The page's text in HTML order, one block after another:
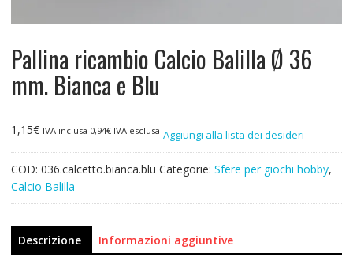
Pallina ricambio Calcio Balilla Ø 36
mm. Bianca e Blu
1,15€ IVA inclusa 0,94€IVA esclusa Aggiungi alla lista dei desideri
COD: 036.calcetto.bianca.blu Categorie: Sfere per giochi hobby,
Calcio Balilla
Descrizione Informazioni aggiuntive